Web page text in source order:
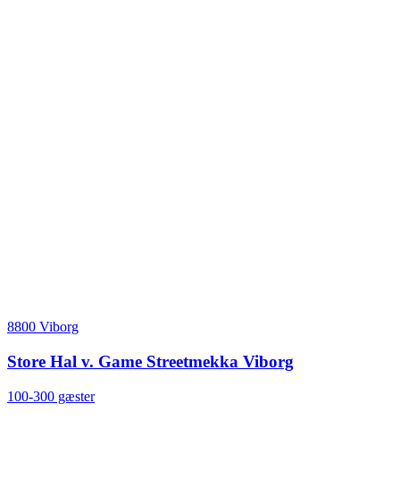
8800 Viborg
Store Hal v. Game Streetmekka Viborg
100-300 gæster